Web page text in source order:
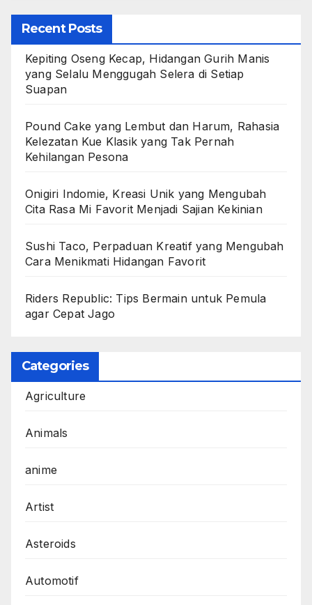
Recent Posts
Kepiting Oseng Kecap, Hidangan Gurih Manis
yang Selalu Menggugah Selera di Setiap
Suapan
Pound Cake yang Lembut dan Harum, Rahasia
Kelezatan Kue Klasik yang Tak Pernah
Kehilangan Pesona
Onigiri Indomie, Kreasi Unik yang Mengubah
Cita Rasa Mi Favorit Menjadi Sajian Kekinian
Sushi Taco, Perpaduan Kreatif yang Mengubah
Cara Menikmati Hidangan Favorit
Riders Republic: Tips Bermain untuk Pemula
agar Cepat Jago
Categories
Agriculture
Animals
anime
Artist
Asteroids
Automotif